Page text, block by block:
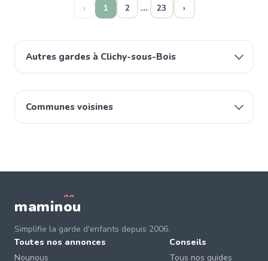
Autres gardes à Clichy-sous-Bois
Communes voisines
‹ 1 2 … 23 ›
maminou
Simplifie la garde d'enfants depuis 2006.
Toutes nos annonces
Nounous
Conseils
Tous nos guides